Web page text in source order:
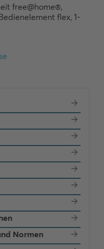
free@home®,
flex, 1-
Normen